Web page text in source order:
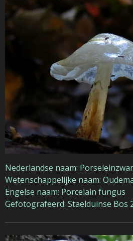
Nederlandse naam:
Wetenschappelijke naam:
Engelse naam: Porcelain fungus
Gefotografeerd: Staelduinse Bos